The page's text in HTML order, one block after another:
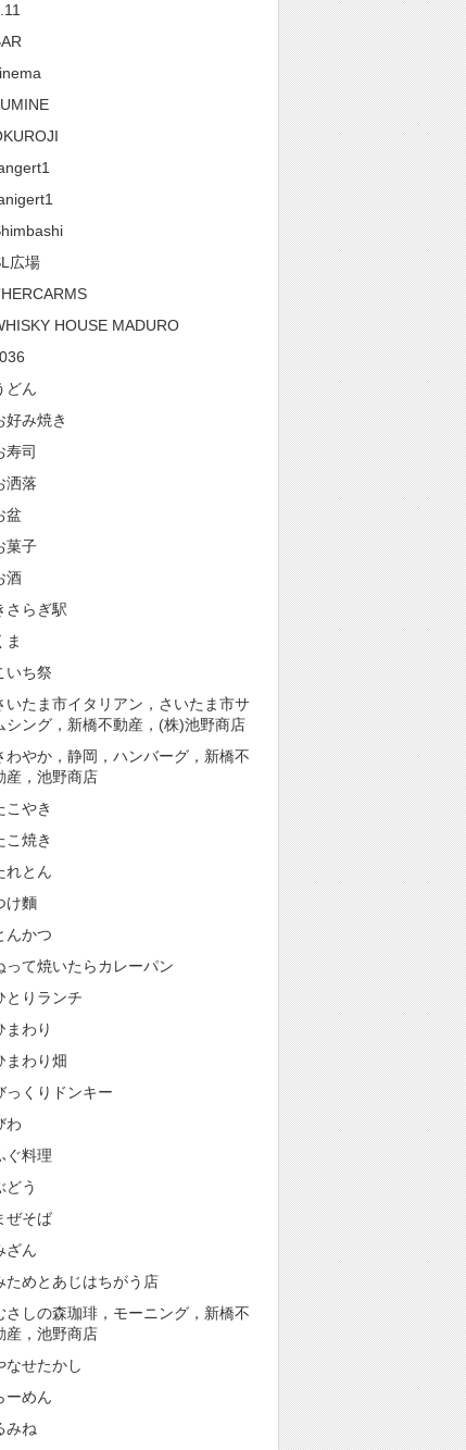
広場
HOUSE MADURO
どん
好み焼き
寿司
洒落
盆
菓子
酒
さらぎ駅
ま
いち祭
いたま市イタリアン，さいたま市サ
シング，新橋不動産，(株)池野商店
わやか，静岡，ハンバーグ，新橋不
産，池野商店
こやき
こ焼き
れとん
け麵
んかつ
って焼いたらカレーパン
とりランチ
まわり
まわり畑
っくりドンキー
わ
ぐ料理
どう
ぜそば
ざん
ためとあじはちがう店
さしの森珈琲，モーニング，新橋不
産，池野商店
なせたかし
ーめん
みね